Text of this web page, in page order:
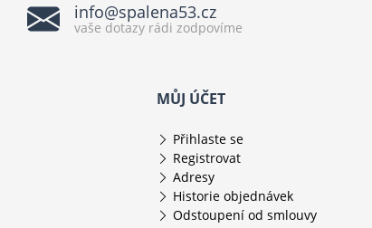
info@spalena53.cz
vaše dotazy rádi zodpovíme
MŮJ ÚČET
Přihlaste se
Registrovat
Adresy
Historie objednávek
Odstoupení od smlouvy